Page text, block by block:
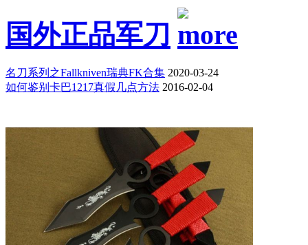
国外正品军刀
名刀系列之Fallkniven瑞典FK合集 2020-03-24
如何鉴别卡巴1217真假几点方法 2016-02-04